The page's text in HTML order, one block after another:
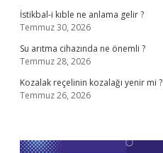
İstikbal-i kıble ne anlama gelir ?
Temmuz 30, 2026
Su arıtma cihazında ne önemli ?
Temmuz 28, 2026
Kozalak reçelinin kozalağı yenir mi ?
Temmuz 26, 2026